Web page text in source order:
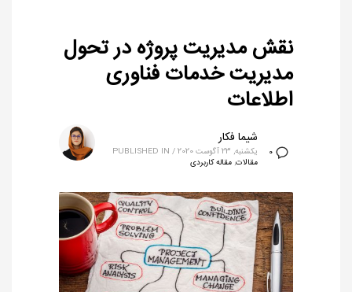
نقش مدیریت پروژه در تحول
مدیریت خدمات فناوری
اطلاعات
0
شیما فکار
یکشنبه, 23 آگوست 2020 /
PUBLISHED IN
مقالات, مقاله کاربردی